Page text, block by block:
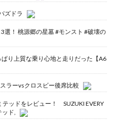
ズドラ
選！ 桃源郷の星墓 #モンスト #破壊の
り上質な乗り心地と走りだった【A6
ラーvsクロスビー後席比較
テッドをレビュー！ SUZUKI EVERY
ッド,